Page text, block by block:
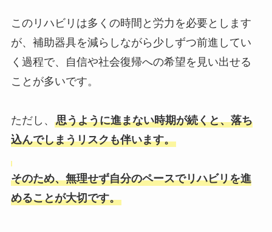
このリハビリは多くの時間と労力を必要とします
が、補助器具を減らしながら少しずつ前進してい
く過程で、自信や社会復帰への希望を見い出せる
ことが多いです。
ただし、 思うように進まない時期が続くと、落ち
込んでしまうリスクも伴います。
そのため、無理せず自分のペースでリハビリを進
めることが大切です。